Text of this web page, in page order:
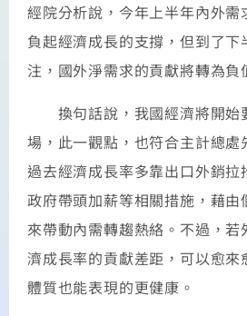
經院分析說，今年上半年內外需
負起經濟成長的支撐，但到了
注，國外淨需求的貢獻將轉為負
換句話說，我國經濟將開始
場，此一觀點，也符合主計總
過去經濟成長率多靠出口外銷拉
政府帶頭加薪等相關措施，藉由
來帶動內需轉趨熱絡。不過，
濟成長率的貢獻差距，可以愈來
體質也能表現的更健康。